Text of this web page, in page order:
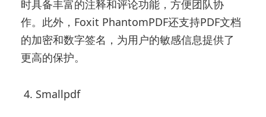
时具备丰富的注释和评论功能，方便团队协
作。此外，Foxit PhantomPDF还支持PDF文档
的加密和数字签名，为用户的敏感信息提供了
更高的保护。
4. Smallpdf